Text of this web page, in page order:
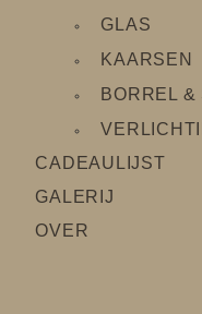
GLAS
KAARSEN
BORREL
CADEAULIJST
GALERIJ
OVER